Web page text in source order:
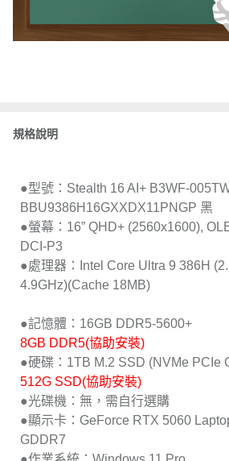
規格說明
●型號：Stealth 16 AI+ B3WF-
BBU9386H16GXXDX11PNGP 黑
●螢幕：16” QHD+ (2560x1600),
DCI-P3
●處理器：Intel Core Ultra 9 386H
4.9GHz)(Cache 18MB)
●記憶體：16GB DDR5-5600+
8GB DDR5(協助安裝)
●硬碟：1TB M.2 SSD (NVMe PCIe
512G SSD(協助安裝)
●光碟機：無，需自行選購
●顯示卡：GeForce RTX 5060
GDDR7